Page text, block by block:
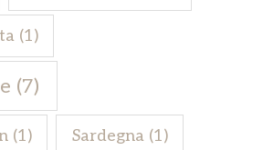
(1)
(7)
(1) Sardegna(1)